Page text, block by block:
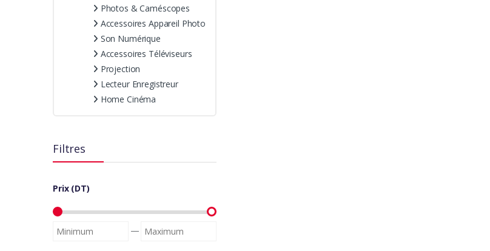
Photos & Caméscopes
Accessoires Appareil Photo
Son Numérique
Accessoires Téléviseurs
Projection
Lecteur Enregistreur
Home Cinéma
Filtres
Prix (DT)
—